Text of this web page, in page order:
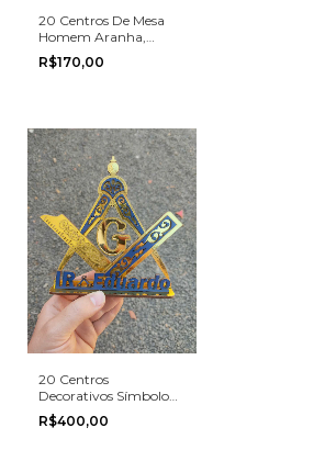
20 Centros De Mesa
Homem Aranha,
Spider Man Sem nome
R$170,00
20 Centros
Decorativos Símbolo
Maçonaria 20cm
R$400,00